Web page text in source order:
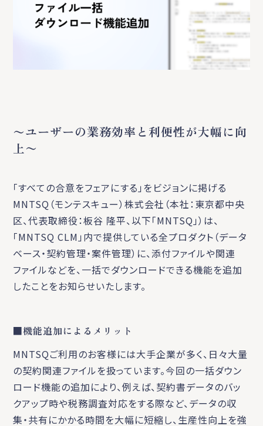
〜ユーザーの業務効率と利便性が大幅に向
上〜
「すべての合意をフェアにする」をビジョンに掲げる
MNTSQ（モンテスキュー）株式会社（本社：東京都中央
区、代表取締役：板谷 隆平、以下「MNTSQ」）は、
「MNTSQ CLM」内で提供している全プロダクト（データ
ベース・契約管理・案件管理）に、添付ファイルや関連
ファイルなどを、一括でダウンロードできる機能を追加
したことをお知らせいたします。
■機能追加によるメリット
MNTSQご利用のお客様には大手企業が多く、日々大量
の契約関連ファイルを扱っています。今回の一括ダウン
ロード機能の追加により、例えば、契約書データのバッ
クアップ時や税務調査対応をする際など、データの収
集・共有にかかる時間を大幅に短縮し、生産性向上を強